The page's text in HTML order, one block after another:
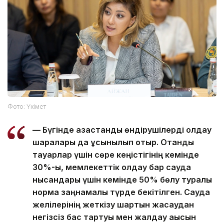
Фото: Үкімет
— Бүгінде қазақстандық өндірушілерді қолдау
шаралары да ұсынылып отыр. Отандық
тауарлар үшін сөре кеңістігінің кемінде
30%-ы, мемлекеттік қолдау бар сауда
нысандары үшін кемінде 50% бөлу туралы
норма заңнамалық түрде бекітілген. Сауда
желілерінің жеткізу шартын жасаудан
негізсіз бас тартуы мен жалдау ақысын